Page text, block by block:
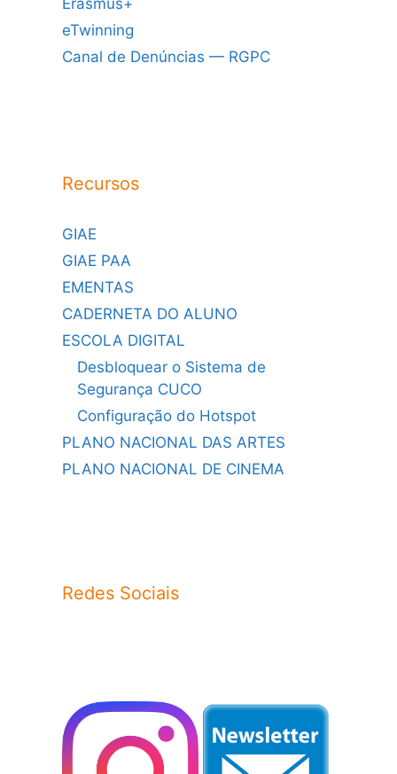
Erasmus+
eTwinning
Canal de Denúncias — RGPC
Recursos
GIAE
GIAE PAA
EMENTAS
CADERNETA DO ALUNO
ESCOLA DIGITAL
Desbloquear o Sistema de
Segurança CUCO
Configuração do Hotspot
PLANO NACIONAL DAS ARTES
PLANO NACIONAL DE CINEMA
Redes Sociais